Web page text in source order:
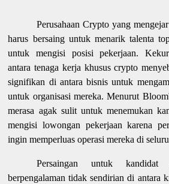
Perusahaan Crypto yang
harus bersaing untuk menarik talenta
untuk mengisi posisi pekerjaan.
antara tenaga kerja khusus crypto
signifikan di antara bisnis untuk
untuk organisasi mereka. Menurut
merasa agak sulit untuk menemukan
mengisi lowongan pekerjaan karena
ingin memperluas operasi mereka di
Persaingan untuk
berpengalaman tidak sendirian di antara